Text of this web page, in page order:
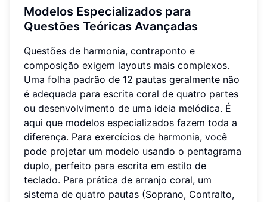
Modelos Especializados para
Questões Teóricas Avançadas
Questões de harmonia, contraponto e
composição exigem layouts mais complexos.
Uma folha padrão de 12 pautas geralmente não
é adequada para escrita coral de quatro partes
ou desenvolvimento de uma ideia melódica. É
aqui que modelos especializados fazem toda a
diferença. Para exercícios de harmonia, você
pode projetar um modelo usando o pentagrama
duplo, perfeito para escrita em estilo de
teclado. Para prática de arranjo coral, um
sistema de quatro pautas (Soprano, Contralto,